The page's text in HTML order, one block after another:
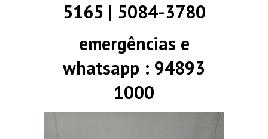
5165 | 5084-3780
emergências e
whatsapp : 94893
1000